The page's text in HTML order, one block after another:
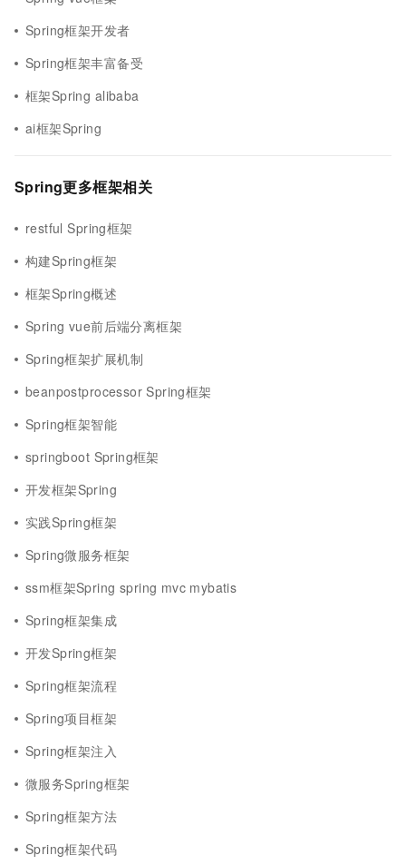
Spring框架开发者
Spring框架丰富备受
框架Spring alibaba
ai框架Spring
Spring更多框架相关
restful Spring框架
构建Spring框架
框架Spring概述
Spring vue前后端分离框架
Spring框架扩展机制
beanpostprocessor Spring框架
Spring框架智能
springboot Spring框架
开发框架Spring
实践Spring框架
Spring微服务框架
ssm框架Spring spring mvc mybatis
Spring框架集成
开发Spring框架
Spring框架流程
Spring项目框架
Spring框架注入
微服务Spring框架
Spring框架方法
Spring框架代码